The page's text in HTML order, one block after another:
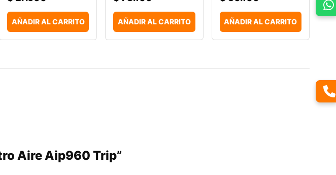
AÑADIR AL CARRITO AÑADIR AL CARRITO AÑADIR AL CARRITO
Aire Aip960 Trip”